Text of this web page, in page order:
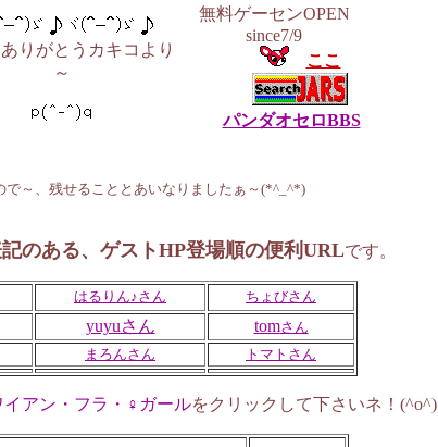
とうカキコより
～
無料ゲーセンOPEN
since7/9
ここ
パンダオセロBBS
～、残せることとあいなりましたぁ～(*^_^*)
1/1
のある、ゲストHP登場順の便利URLです。
はるりん♪さん
ちょびさん
yuyuさん tomさん
まろんさん トマトさん
イアン・フラ・♀ガールをクリックして下さいネ！(^o^)